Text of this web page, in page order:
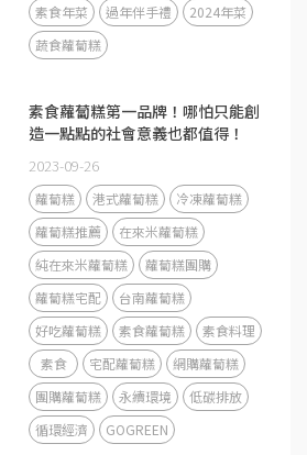
素食年菜
過年伴手禮
2024年菜
蔬食蘿蔔糕
素食蘿蔔糕第一品牌！哪怕只能創
造一點點的社會意義也都值得！
2023-09-26
蘿蔔糕 港式蘿蔔糕
冷凍蘿蔔糕
蘿蔔糕推薦
在來米蘿蔔糕
純在來米蘿蔔糕
蘿蔔糕團購
蘿蔔糕宅配
台南蘿蔔糕
好吃蘿蔔糕
素食蘿蔔糕
素食料理
素食
宅配蘿蔔糕
網購蘿蔔糕
團購蘿蔔糕
永續環境
低碳排放
循環經濟
GOGREEN